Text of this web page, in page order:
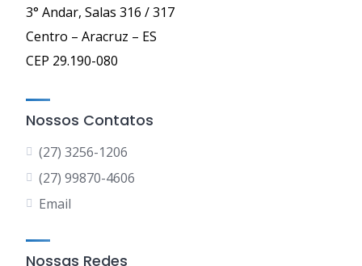
3° Andar, Salas 316 / 317
Centro – Aracruz – ES
CEP 29.190-080
Nossos Contatos
(27) 3256-1206
(27) 99870-4606
Email
Nossas Redes